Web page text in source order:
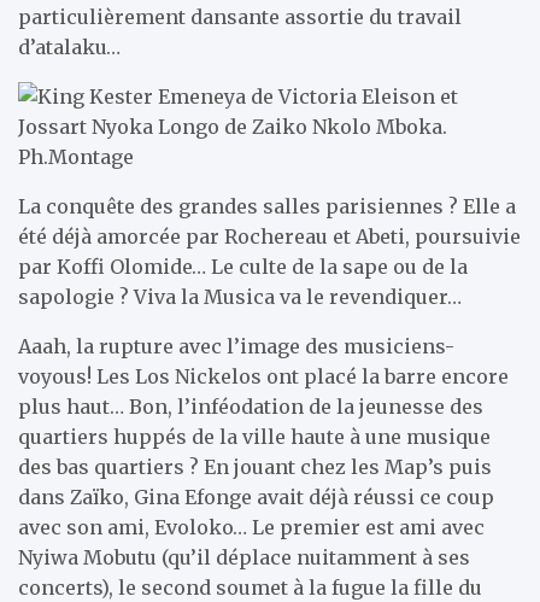
particulièrement dansante assortie du travail
d’atalaku…
La conquête des grandes salles parisiennes ? Elle a
été déjà amorcée par Rochereau et Abeti, poursuivie
par Koffi Olomide… Le culte de la sape ou de la
sapologie ? Viva la Musica va le revendiquer…
Aaah, la rupture avec l’image des musiciens-
voyous! Les Los Nickelos ont placé la barre encore
plus haut… Bon, l’inféodation de la jeunesse des
quartiers huppés de la ville haute à une musique
des bas quartiers ? En jouant chez les Map’s puis
dans Zaïko, Gina Efonge avait déjà réussi ce coup
avec son ami, Evoloko… Le premier est ami avec
Nyiwa Mobutu (qu’il déplace nuitamment à ses
concerts), le second soumet à la fugue la fille du